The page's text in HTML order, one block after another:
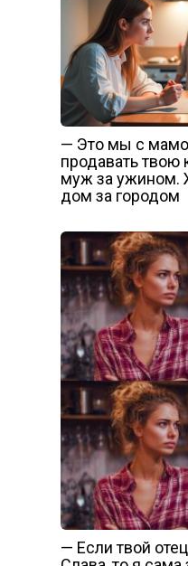
— Это мы с
продавать твою
муж за ужином.
дом за городом
— Если твой